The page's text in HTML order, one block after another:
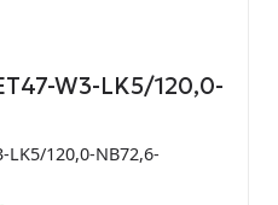
W3-LK5/120,0-
LK5/120,0-NB72,6-